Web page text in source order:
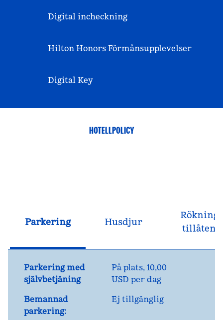
Digital incheckning
Hilton Honors Förmånsupplevelser
Digital Key
HOTELLPOLICY
Parkering Husdjur
Rökning
tillåten
Parkering med
självbetjäning
På plats, 10,00
USD per dag
Bemannad
parkering:
Ej tillgänglig